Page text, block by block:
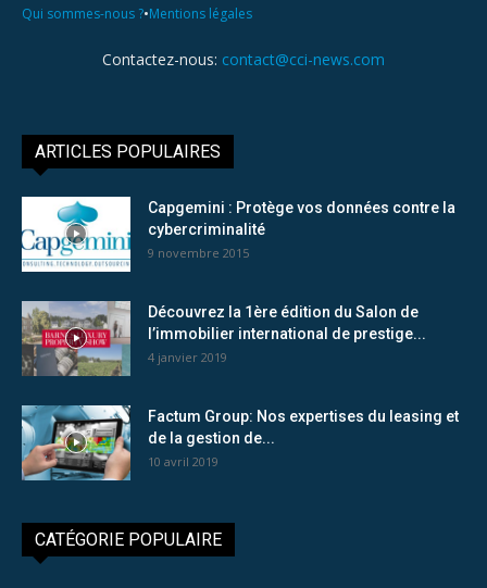
Qui sommes-nous ?•Mentions légales
Contactez-nous: contact@cci-news.com
ARTICLES POPULAIRES
Capgemini : Protège vos données contre la
cybercriminalité
9 novembre 2015
Découvrez la 1ère édition du Salon de
l’immobilier international de prestige...
4 janvier 2019
Factum Group: Nos expertises du leasing et
de la gestion de...
10 avril 2019
CATÉGORIE POPULAIRE